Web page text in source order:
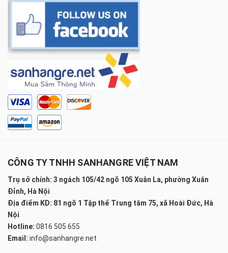
CÔNG TY TNHH SANHANGRE VIỆT NAM
Trụ sở chính: 3 ngách 105/42 ngõ 105 Xuân La, phường Xuân
Đỉnh, Hà Nội
Địa điểm KD: 81 ngõ 1 Tập thể Trung tâm 75, xã Hoài Đức, Hà
Nội
Hotline: 0816 505 655
Email: info@sanhangre.net